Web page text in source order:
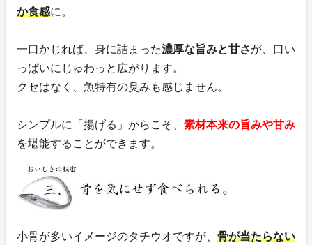
か食感に。
一口かじれば、身に詰まった濃厚な旨みと甘さが、口い
っぱいにじゅわっと広がります。
クセはなく、魚特有の臭みも感じません。
シンプルに「揚げる」からこそ、 素材本来の旨みや甘み
を堪能することができます。
小骨が多いイメージのタチウオですが、 骨が当たらない